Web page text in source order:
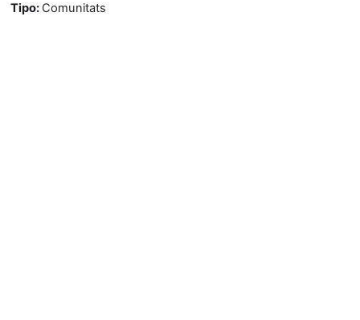
Tipo: Comunitats